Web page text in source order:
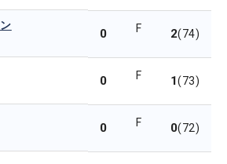
0 F 2(74)
0 F 1(73)
0 F 0(72)